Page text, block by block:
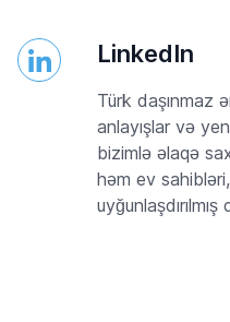
LinkedIn
Türk daşınmaz
anlayışlar və
bizimlə əlaqə
həm ev